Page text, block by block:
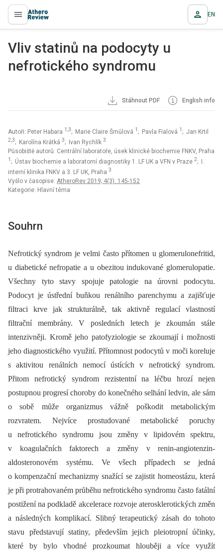
proLékaře.cz EN
Vliv statinů na podocyty u
nefrotického syndromu
Stáhnout PDF English info
Autoři: Peter Habara 1,3; Marie Claire Šmůlová 1 ; Pavla Fialová 1 ; Jan Krtil
2,3; Karolína Krátká 3; Ivan Rychlík 3
Působiště autorů: Centrální laboratoře, úsek klinické biochemie FNKV, Praha
1 ; Ústav biochemie a laboratorní diagnostiky 1. LF UK a VFN v Praze 2; I.
interní klinika FNKV a 3. LF UK, Praha 3
Vyšlo v časopise: AtheroRev 2019; 4(3): 145-152
Kategorie: Hlavní téma
Souhrn
Nefrotický syndrom je velmi často přítomen u glomerulonefritid,
u diabetické nefropatie a u obezitou indukované glomerulo­patie.
Všechny tyto stavy spojuje patologie na úrovni podocytu.
Podocyt je ústřední buňkou renálního parenchymu a zajišťuje
filtraci krve jak strukturálně, tak aktivně regulací vlastností
filtrační membrány. V posledních letech je zkoumán stále
intenzivněji. Kromě jeho patofyziologie se zkoumají i možnosti
jeho diagnostického využití. Přítomnost podocytů v moči koreluje
s aktivitou renálních nemocí ústících v nefrotický syndrom.
Přitom nefrotický syndrom rezistentní na léčbu hrozí nejen
postupnou progresí choroby do konečného selhání ledvin, ale sám
o sobě může organizmus vážně poškodit metabolickým
rozvratem. Nejvíce prostudované metabolické poruchy
u nefrotického syndromu jsou změny v lipidovém spektru,
v koagulačních faktorech a změny v renin-angiotenzin-
aldosteronovém systému. Ve všech případech se jedná
o kompenzační mechanizmy snažící se zajistit homeostázu, která
je při protrahovaném průběhu nefrotického syndromu často fatální
postižení na podkladě akcelerace rozvoje aterosklerotických změn
a následných komplikací. Slibný terapeutický zásah do tohoto
stavu představují statiny, především jejich pleiotropní účinky,
které by bylo vhodné prozkoumat hlouběji a více využít